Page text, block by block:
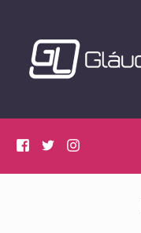
Facebook
Twitter